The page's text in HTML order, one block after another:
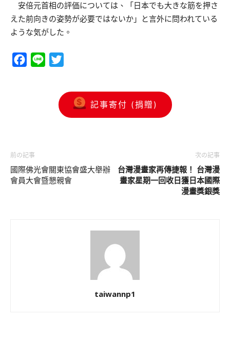
安倍元首相の評価については、「日本でも大きな筋を押さ
えた前向きの姿勢が必要ではないか」と言外に問われている
ような気がした。
Facebook
Line
記事寄付 (捐贈)
前の記事
國際佛光會關東協會盛大舉辦
會員大會暨懇親會
次の記事
台灣漫畫家再傳捷報！ 台灣漫
畫家星期一回收日獲日本國際
漫畫獎銀獎
taiwannp1